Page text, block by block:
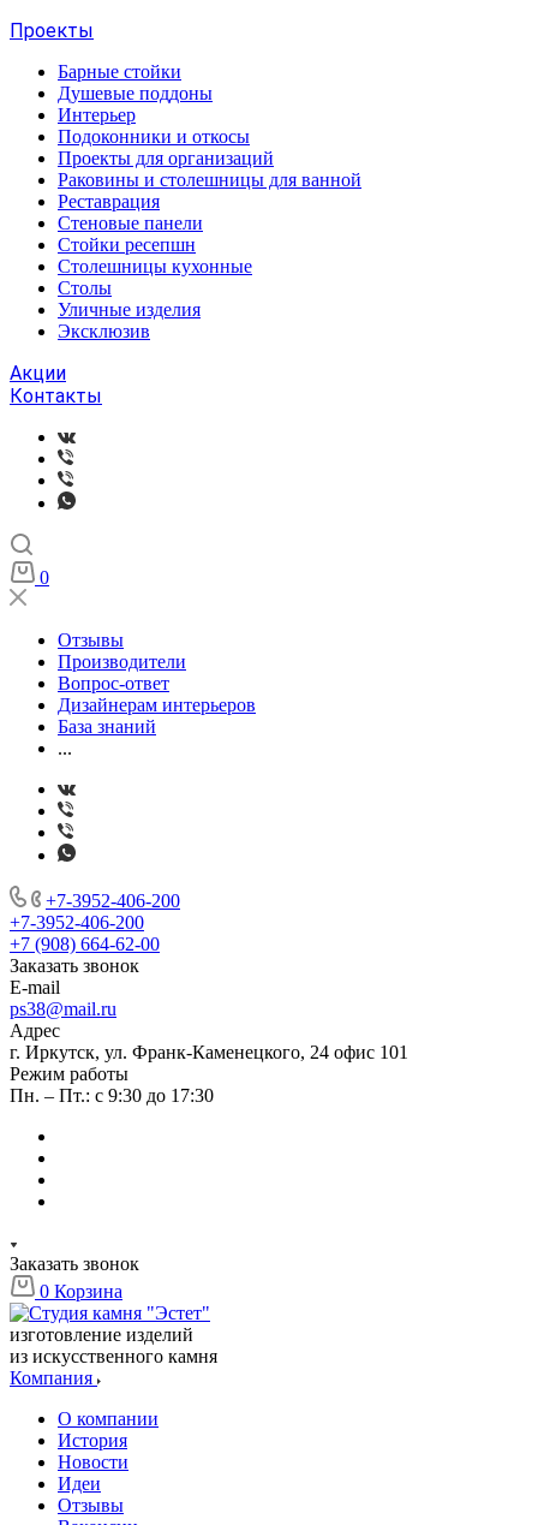
Проекты
Барные стойки
Душевые поддоны
Интерьер
Подоконники и откосы
Проекты для организаций
Раковины и столешницы для ванной
Реставрация
Стеновые панели
Стойки ресепшн
Столешницы кухонные
Столы
Уличные изделия
Эксклюзив
Акции
Контакты
0
Отзывы
Производители
Вопрос-ответ
Дизайнерам интерьеров
База знаний
...
+7-3952-406-200
+7-3952-406-200
+7 (908) 664-62-00
Заказать звонок
E-mail
ps38@mail.ru
Адрес
г. Иркутск, ул. Франк-Каменецкого, 24 офис 101
Режим работы
Пн. – Пт.: с 9:30 до 17:30
Заказать звонок
0 Корзина
изготовление изделий
из искусственного камня
Компания
О компании
История
Новости
Идеи
Отзывы